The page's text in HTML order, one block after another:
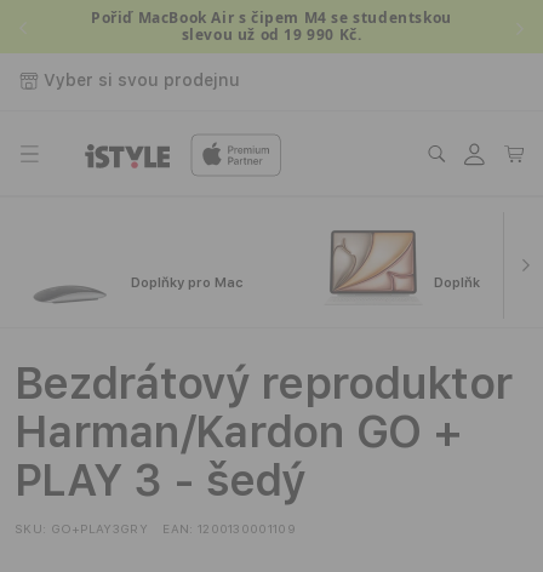
Přejít kPořiď MacBook Air s čipem M4 se studentskou
slevou už od 19 990 Kč.
Vyber si svou prodejnu
Přihlásit
se
Košík
Doplňky pro Mac Doplňky pro
Bezdrátový reproduktor
Harman/Kardon GO +
PLAY 3 - šedý
SKU: GO+PLAY3GRY EAN: 1200130001109